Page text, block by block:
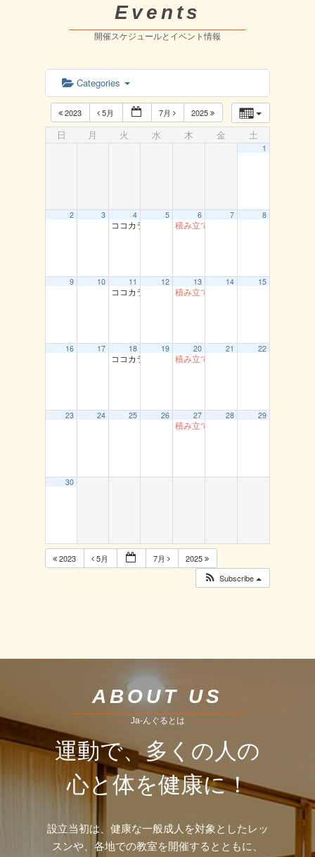
Events
開催スケジュールとイベント情報
Categories
2023 5月 7月 2025
日 月 火 水 木 金 土
1
2 3 4
ココカラ運動教室（龍鳳閣）
5 6
積み立て貯筋運動（とまり）
7 8
9 10 11
ココカラ運動教室（龍鳳閣）
12 13
積み立て貯筋運動（とまり）
14 15
16 17 18
ココカラ運動教室（龍鳳閣）
19 20
積み立て貯筋運動（とまり）
21 22
23 24 25 26 27
積み立て貯筋運動（とまり）
28 29
30
2023 5月 7月
2025
Subscribe
ABOUT US
Ja-んぐるとは
運動で、多くの人の
心と体を健康に！
設立当初は、健康な一般成人を対象としたレッ
スンや、各地での教室を開催するとともに、